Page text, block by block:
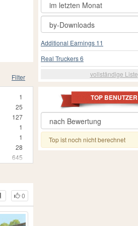
Filter
1
25
127
1
1
28
645
1
5
0
Additional Earnings 11
Real Truckers 6
vollständige Liste
TOP BENUTZER
Top ist noch nicht berechnet